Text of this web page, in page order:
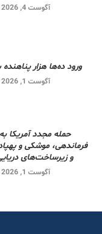
آگوست 4, 2026
ورود ده‌ها هزار پناهنده
آگوست 1, 2026
حمله مجدد آمریکا به
فرماندهی، موشکی و
و زیرساخت‌های
آگوست 1, 2026